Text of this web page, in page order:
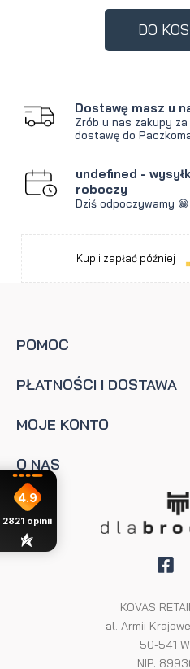
DO
Dostawę masz u
Zrób u nas zakupy za
dostawę do
undefined -
roboczy
Dziś odpoczywamy 😁
Kup i zapłać później
POMOC
PŁATNOŚCI I DOSTAWA
MOJE KONTO
O NAS
KOVAS
al. Armii
50-541
NIP:
4.9
2821 opinii